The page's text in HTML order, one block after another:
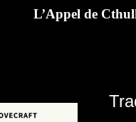
L’Appel de